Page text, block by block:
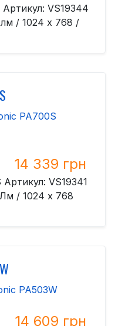
Артикул: VS19344
лм / 1024 х 768 /
14 339 грн
Артикул: VS19341
Лм / 1024 x 768
14 609 грн